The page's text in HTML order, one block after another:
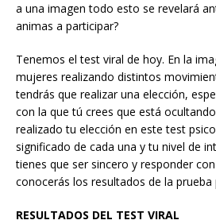
a una imagen todo esto se revelará
animas a participar?
Tenemos el test viral de hoy. En la
mujeres realizando distintos
tendrás que realizar una elección,
con la que tú crees que está
realizado tu elección en este test
significado de cada una y tu nivel de
tienes que ser sincero y responder
conocerás los resultados de la prueba
RESULTADOS DEL TEST VIRAL